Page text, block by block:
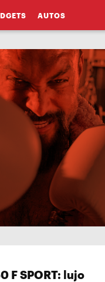
AUTOS
F SPORT: lujo